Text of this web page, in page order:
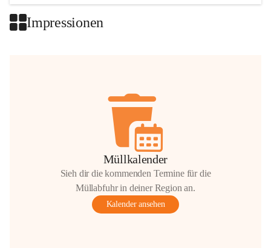
Impressionen
Müllkalender
Sieh dir die kommenden Termine für die
Müllabfuhr in deiner Region an.
Kalender ansehen